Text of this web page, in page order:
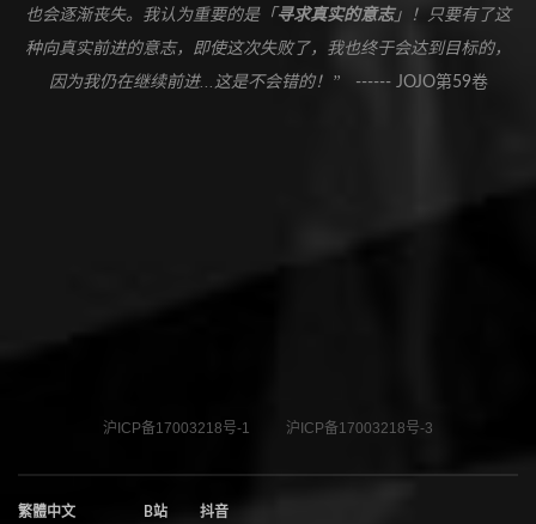
也会逐渐丧失。我认为重要的是「 寻求真实的意志」！只要有了这
种向真实前进的意志，即使这次失败了，我也终于会达到目标的，
因为我仍在继续前进...这是不会错的！”
------ JOJO第59卷
沪ICP备17003218号-1 沪ICP备17003218号-3
繁體中文 B站 抖音